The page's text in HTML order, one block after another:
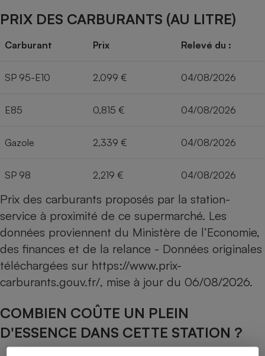
PRIX DES CARBURANTS (AU LITRE)
Carburant Prix Relevé du :
SP 95-E10 2,099 € 04/08/2026
E85 0,815 € 04/08/2026
Gazole 2,339 € 04/08/2026
SP 98 2,219 € 04/08/2026
Prix des carburants proposés par la station-
service à proximité de ce supermarché. Les
données proviennent du Ministère de l’Economie,
des finances et de la relance - Données originales
téléchargées sur https://www.prix-
carburants.gouv.fr/, mise à jour du 06/08/2026.
COMBIEN COÛTE UN PLEIN
D'ESSENCE DANS CETTE STATION ?